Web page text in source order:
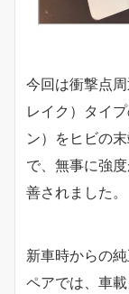
今回は衝撃点
レイク）タイ
ン）をヒビの
で、無事に強
善されました。
新車時からの
ペアでは、車